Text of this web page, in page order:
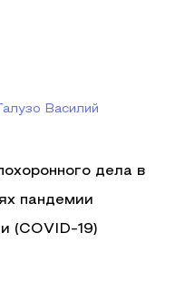
Василий
дела в
пандемии
(COVID-19)